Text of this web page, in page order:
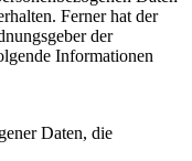
Ferner hat der
der
Informationen
Daten, die